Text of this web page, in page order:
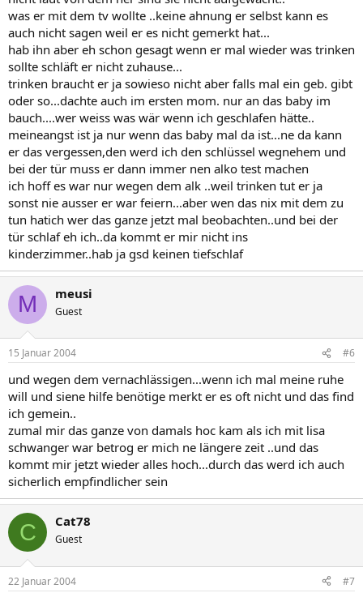
was er mit dem tv wollte ..keine ahnung er selbst kann es
auch nicht sagen weil er es nicht gemerkt hat...
hab ihn aber eh schon gesagt wenn er mal wieder was trinken
sollte schläft er nicht zuhause...
trinken braucht er ja sowieso nicht aber falls mal ein geb. gibt
oder so...dachte auch im ersten mom. nur an das baby im
bauch....wer weiss was wär wenn ich geschlafen hätte..
meineangst ist ja nur wenn das baby mal da ist...ne da kann
er das vergessen,den werd ich den schlüssel wegnehem und
bei der tür muss er dann immer nen alko test machen
ich hoff es war nur wegen dem alk ..weil trinken tut er ja
sonst nie ausser er war feiern...aber wen das nix mit dem zu
tun hatich wer das ganze jetzt mal beobachten..und bei der
tür schlaf eh ich..da kommt er mir nicht ins
kinderzimmer..hab ja gsd keinen tiefschlaf
M meusi
Guest
15 Januar 2004 #6
und wegen dem vernachlässigen...wenn ich mal meine ruhe
will und siene hilfe benötige merkt er es oft nicht und das find
ich gemein..
zumal mir das ganze von damals hoc kam als ich mit lisa
schwanger war betrog er mich ne längere zeit ..und das
kommt mir jetzt wieder alles hoch...durch das werd ich auch
sicherlich empfindlicher sein
C Cat78
Guest
22 Januar 2004 #7